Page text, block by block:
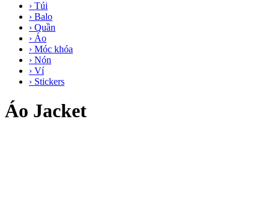
› Túi
› Balo
› Quần
› Áo
› Móc khóa
› Nón
› Ví
› Stickers
Áo Jacket